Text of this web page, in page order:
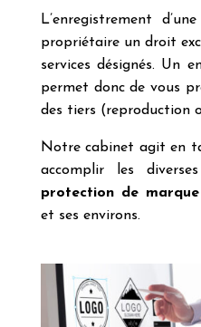
L’enregistrement
propriétaire un droit
services désignés. Un
permet donc de vous
des tiers (reproduction
Notre cabinet agit en
accomplir les
protection de marque
et ses environs.